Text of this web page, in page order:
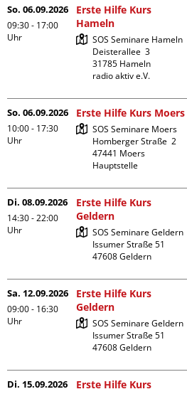
So. 06.09.2026
09:30 - 17:00
Uhr
Erste Hilfe Kurs
Hameln
SOS Seminare Hameln
Deisterallee  3
31785 Hameln
radio aktiv e.V.
So. 06.09.2026
10:00 - 17:30
Uhr
Erste Hilfe Kurs Moers
SOS Seminare Moers
Homberger Straße  2
47441 Moers
Hauptstelle
Di. 08.09.2026
14:30 - 22:00
Uhr
Erste Hilfe Kurs
Geldern
SOS Seminare Geldern
Issumer Straße 51
Sa. 12.09.2026
09:00 - 16:30
Uhr
Erste Hilfe Kurs
Geldern
SOS Seminare Geldern
Issumer Straße 51
Di. 15.09.2026
Erste Hilfe Kurs